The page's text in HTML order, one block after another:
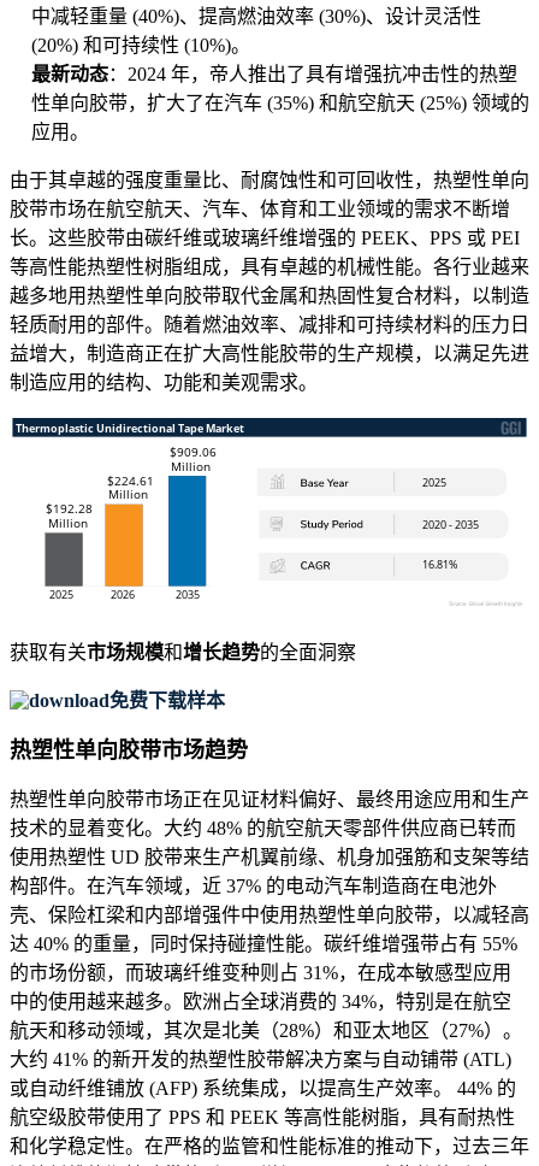
中减轻重量 (40%)、提高燃油效率 (30%)、设计灵活性
(20%) 和可持续性 (10%)。
最新动态：2024 年，帝人推出了具有增强抗冲击性的热塑
性单向胶带，扩大了在汽车 (35%) 和航空航天 (25%) 领域的
应用。
由于其卓越的强度重量比、耐腐蚀性和可回收性，热塑性单向
胶带市场在航空航天、汽车、体育和工业领域的需求不断增
长。这些胶带由碳纤维或玻璃纤维增​​强的 PEEK、PPS 或 PEI
等高性能热塑性树脂组成，具有卓越的机械性能。各行业越来
越多地用热塑性单向胶带取代金属和热固性复合材料，以制造
轻质耐用的部件。随着燃油效率、减排和可持续材料的压力日
益增大，制造商正在扩大高性能胶带的生产规模，以满足先进
制造应用的结构、功能和美观需求。
获取有关市场规模和增长趋势的全面洞察
免费下载样本
热塑性单向胶带市场趋势
热塑性单向胶带市场正在见证材料偏好、最终用途应用和生产
技术的显着变化。大约 48% 的航空航天零部件供应商已转而
使用热塑性 UD 胶带来生产机翼前缘、机身加强筋和支架等结
构部件。在汽车领域，近 37% 的电动汽车制造商在电池外
壳、保险杠梁和内部增强件中使用热塑性单向胶带，以减轻高
达 40% 的重量，同时保持碰撞性能。碳纤维增强带占有 55%
的市场份额，而玻璃纤维变种则占 31%，在成本敏感型应用
中的使用越来越多。欧洲占全球消费的 34%，特别是在航空
航天和移动领域，其次是北美（28%）和亚​​太地区（27%）。
大约 41% 的新开发的热塑性胶带解决方案与自动铺带 (ATL)
或自动纤维铺放 (AFP) 系统集成，以提高生产效率。 44% 的
航空级胶带使用了 PPS 和 PEEK 等高性能树脂，具有耐热性
和化学稳定性。在严格的监管和性能标准的推动下，过去三年